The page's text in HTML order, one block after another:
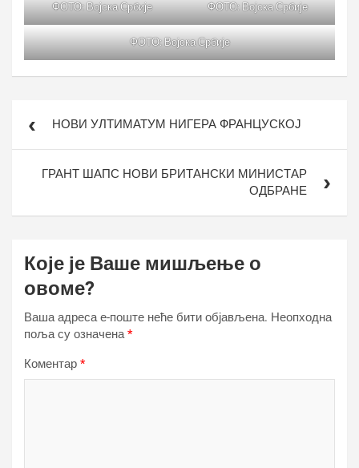
ФОТО: Војска Србије ФОТО: Војска Србије
ФОТО: Војска Србије
чланкаНОВИ УЛТИМАТУМ НИГЕРА ФРАНЦУСКОЈ
ГРАНТ ШАПС НОВИ БРИТАНСКИ МИНИСТАР
ОДБРАНЕ
Које је Ваше мишљење о
овоме?
Ваша адреса е-поште неће бити објављена. Неопходна
поља су означена*
Коментар *